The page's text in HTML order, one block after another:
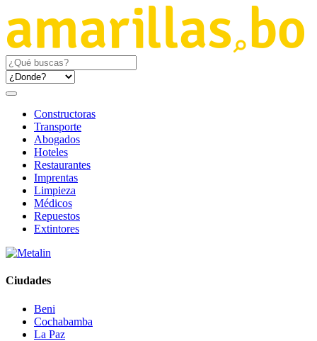
Constructoras
Transporte
Abogados
Hoteles
Restaurantes
Imprentas
Limpieza
Médicos
Repuestos
Extintores
Ciudades
Beni
Cochabamba
La Paz